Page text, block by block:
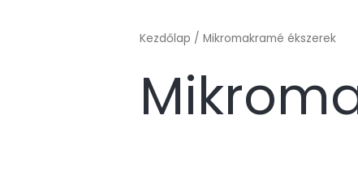
Kezdőlap / Mikromakramé ékszerek